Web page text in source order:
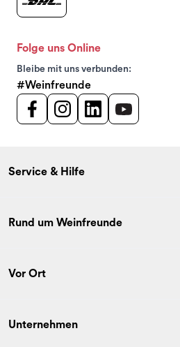
Folge uns Online
Bleibe mit uns verbunden:
#Weinfreunde
Service & Hilfe
Rund um Weinfreunde
Vor Ort
Unternehmen